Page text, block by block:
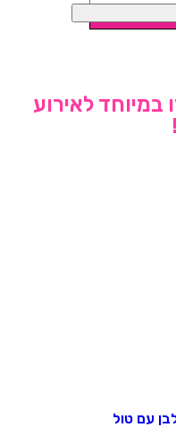
במיוחד לאירוע